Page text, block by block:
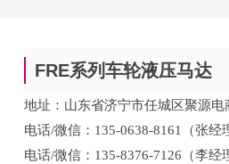
FRE系列车轮液压马达
地址：山东省济宁市任城区聚源电
电话/微信：135-0638-8161（张经
电话/微信：135-8376-7126（李经